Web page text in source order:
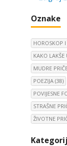
Oznake
HOROSKOP
KAKO LAKŠE
MUDRE
POEZIJA (38)
POVIJESNE
STRAŠNE
ŽIVOTNE